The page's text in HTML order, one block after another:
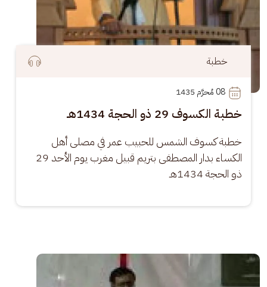
خطبة
08
خطبة الكسوف 29 ذو الحجة 1434هـ
خطبة كسوف الشمس للحبيب عمر في مصلى أهل
ذو الحجة 1434هـ
الصورة